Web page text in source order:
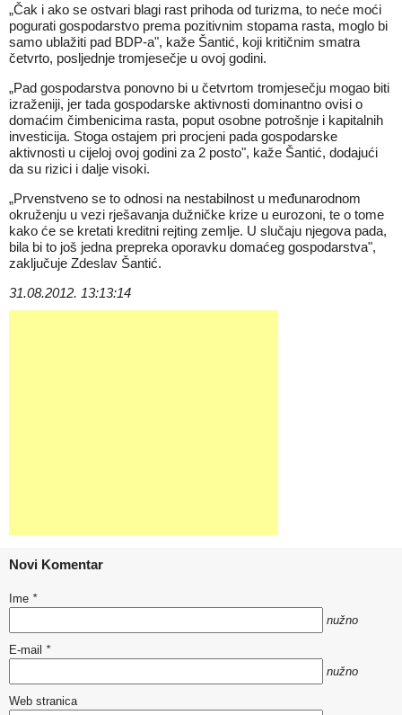
„Čak i ako se ostvari blagi rast prihoda od turizma, to neće moći
pogurati gospodarstvo prema pozitivnim stopama rasta, moglo bi
samo ublažiti pad BDP-a", kaže Šantić, koji kritičnim smatra
četvrto, posljednje tromjesečje u ovoj godini.
„Pad gospodarstva ponovno bi u četvrtom tromjesečju mogao biti
izraženiji, jer tada gospodarske aktivnosti dominantno ovisi o
domaćim čimbenicima rasta, poput osobne potrošnje i kapitalnih
investicija. Stoga ostajem pri procjeni pada gospodarske
aktivnosti u cijeloj ovoj godini za 2 posto", kaže Šantić, dodajući
da su rizici i dalje visoki.
„Prvenstveno se to odnosi na nestabilnost u međunarodnom
okruženju u vezi rješavanja dužničke krize u eurozoni, te o tome
kako će se kretati kreditni rejting zemlje. U slučaju njegova pada,
bila bi to još jedna prepreka oporavku domaćeg gospodarstva",
zaključuje Zdeslav Šantić.
31.08.2012. 13:13:14
Novi Komentar
Ime *
nužno
E-mail *
nužno
Web stranica